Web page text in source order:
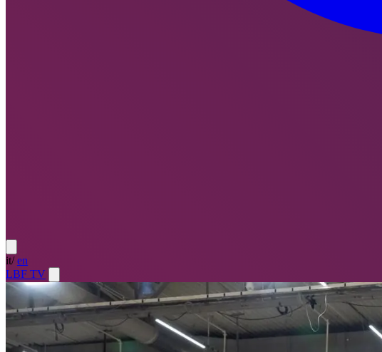
it/ en
LBF TV